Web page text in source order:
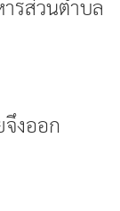
รส่วนตำบล
งออก